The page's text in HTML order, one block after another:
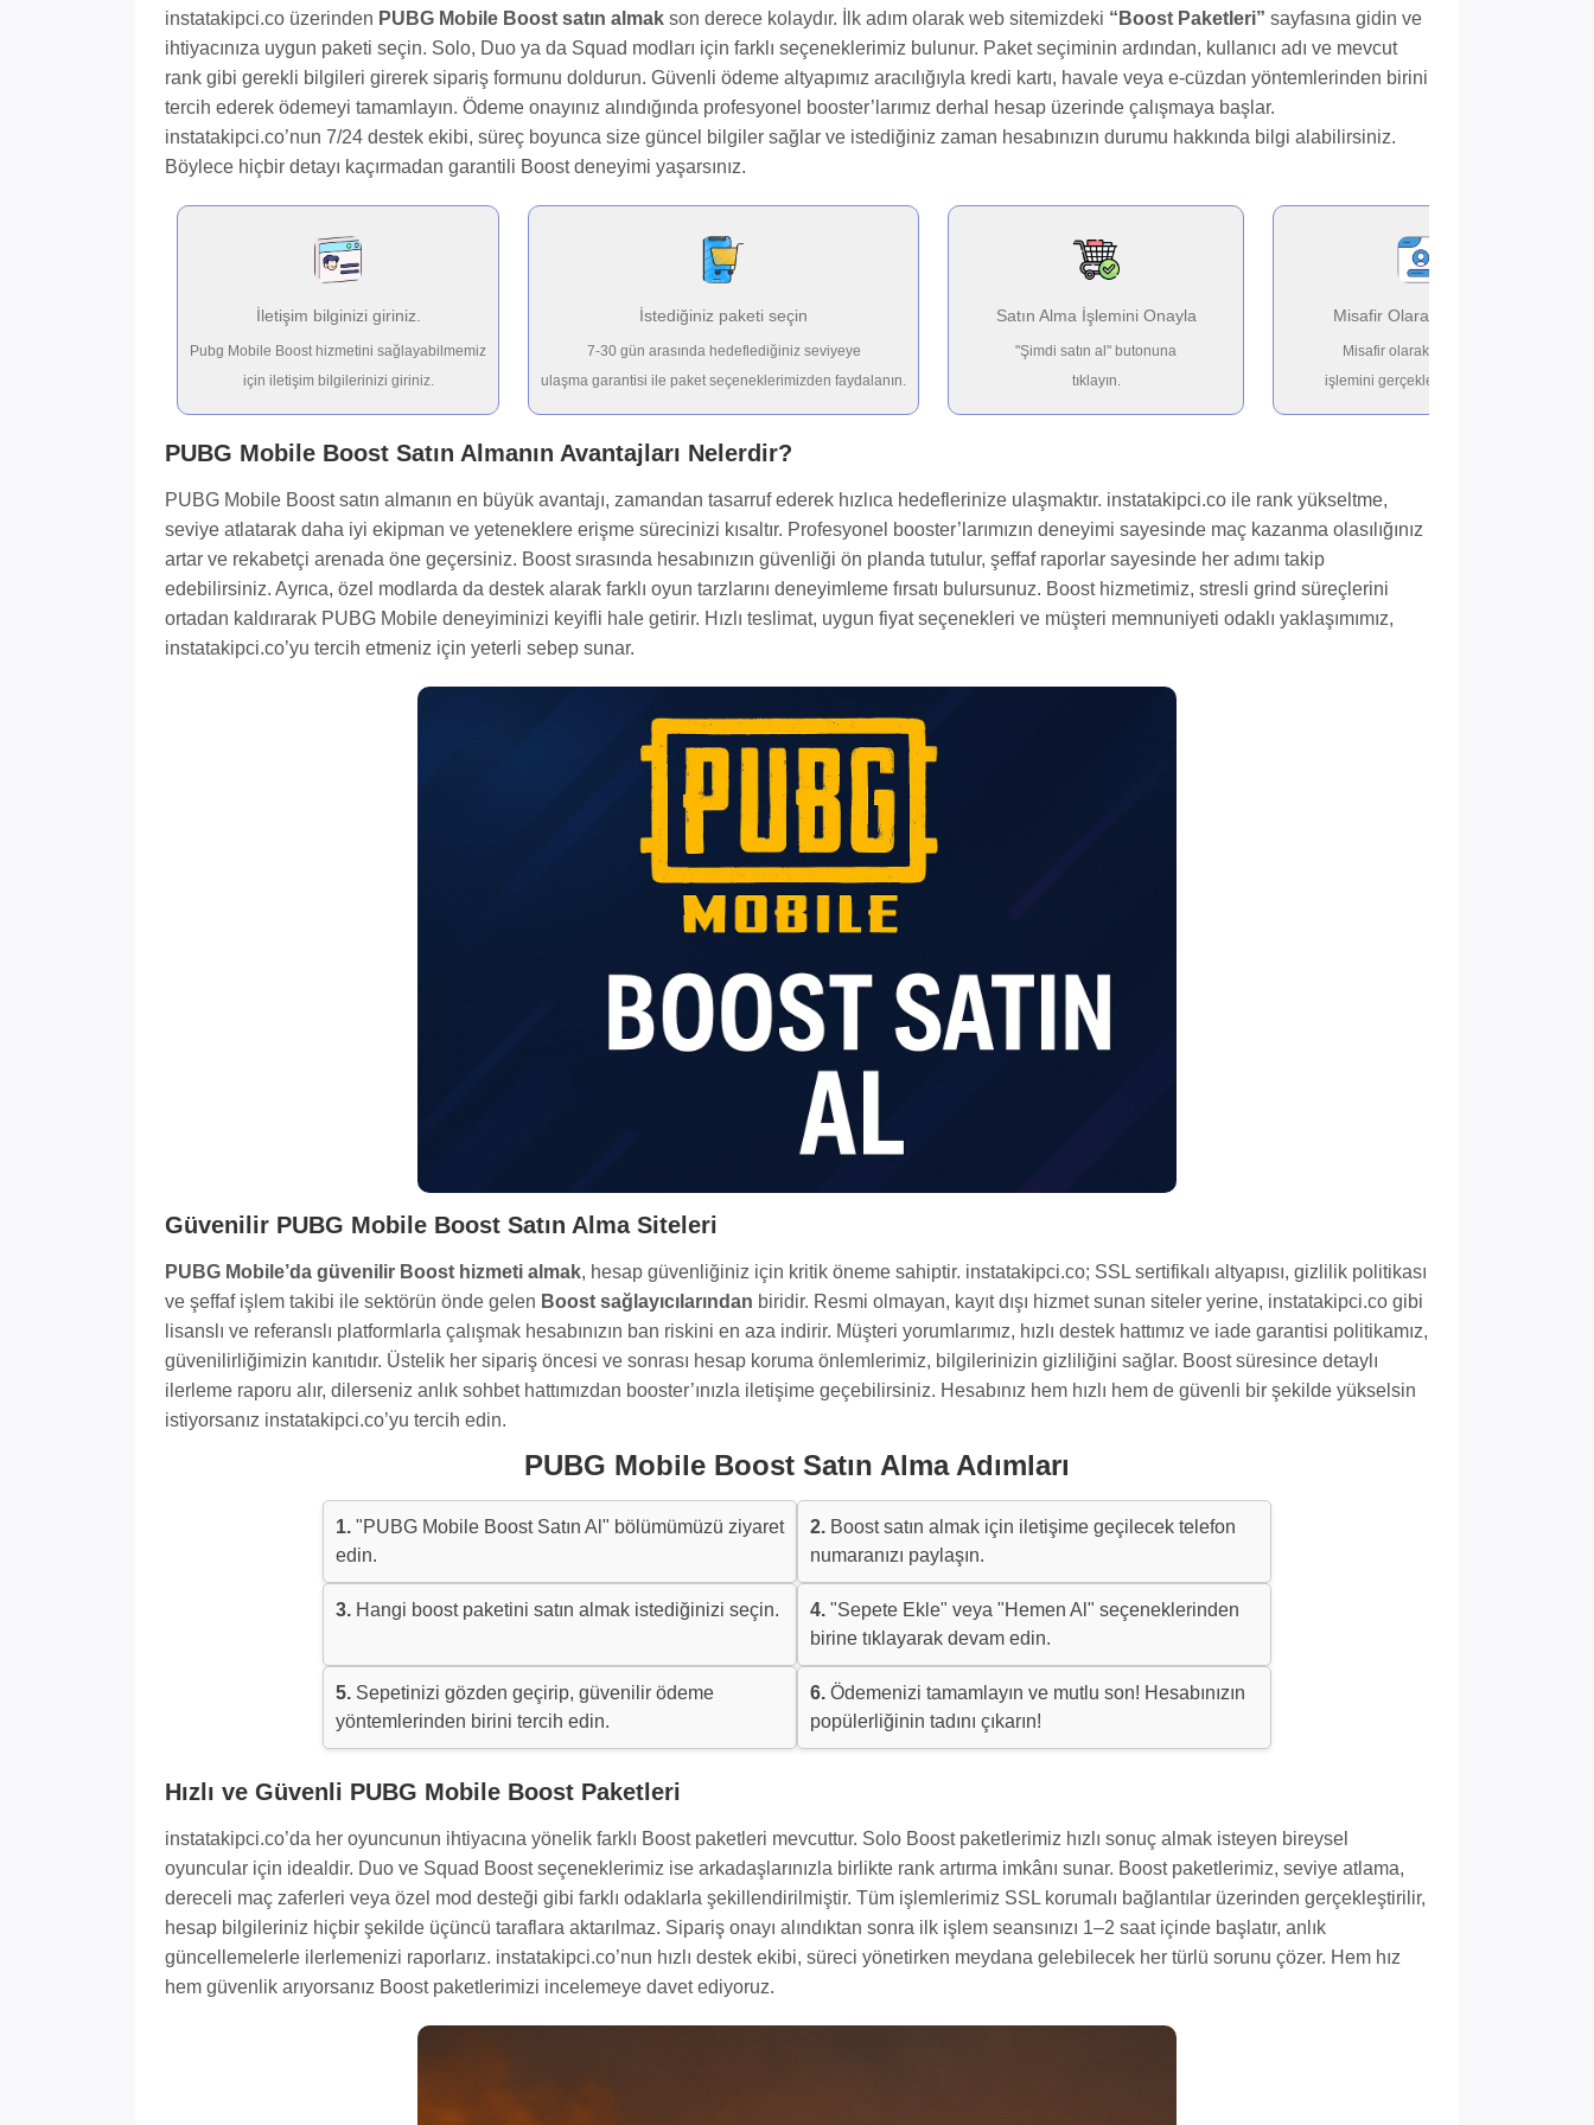
instatakipci.co üzerinden PUBG Mobile Boost satın almak son derece kolaydır. İlk adım olarak web sitemizdeki “Boost Paketleri” sayfasına gidin ve
ihtiyacınıza uygun paketi seçin. Solo, Duo ya da Squad modları için farklı seçeneklerimiz bulunur. Paket seçiminin ardından, kullanıcı adı ve mevcut
rank gibi gerekli bilgileri girerek sipariş formunu doldurun. Güvenli ödeme altyapımız aracılığıyla kredi kartı, havale veya e-cüzdan yöntemlerinden birini
tercih ederek ödemeyi tamamlayın. Ödeme onayınız alındığında profesyonel booster’larımız derhal hesap üzerinde çalışmaya başlar.
instatakipci.co’nun 7/24 destek ekibi, süreç boyunca size güncel bilgiler sağlar ve istediğiniz zaman hesabınızın durumu hakkında bilgi alabilirsiniz.
Böylece hiçbir detayı kaçırmadan garantili Boost deneyimi yaşarsınız.
İletişim bilginizi giriniz.
Pubg Mobile Boost hizmetini sağlayabilmemiz
için iletişim bilgilerinizi giriniz.
İstediğiniz paketi seçin
7-30 gün arasında hedeflediğiniz seviyeye
ulaşma garantisi ile paket seçeneklerimizden faydalanın.
Satın Alma İşlemini Onayla
"Şimdi satın al" butonuna
tıklayın.
Misafir Olarak Giriş Yap
Misafir olarak satın alma
işlemini gerçekleştirebilirsiniz.
PUBG Mobile Boost Satın Almanın Avantajları Nelerdir?
PUBG Mobile Boost satın almanın en büyük avantajı, zamandan tasarruf ederek hızlıca hedeflerinize ulaşmaktır. instatakipci.co ile rank yükseltme,
seviye atlatarak daha iyi ekipman ve yeteneklere erişme sürecinizi kısaltır. Profesyonel booster’larımızın deneyimi sayesinde maç kazanma olasılığınız
artar ve rekabetçi arenada öne geçersiniz. Boost sırasında hesabınızın güvenliği ön planda tutulur, şeffaf raporlar sayesinde her adımı takip
edebilirsiniz. Ayrıca, özel modlarda da destek alarak farklı oyun tarzlarını deneyimleme fırsatı bulursunuz. Boost hizmetimiz, stresli grind süreçlerini
ortadan kaldırarak PUBG Mobile deneyiminizi keyifli hale getirir. Hızlı teslimat, uygun fiyat seçenekleri ve müşteri memnuniyeti odaklı yaklaşımımız,
instatakipci.co’yu tercih etmeniz için yeterli sebep sunar.
Güvenilir PUBG Mobile Boost Satın Alma Siteleri
PUBG Mobile’da güvenilir Boost hizmeti almak, hesap güvenliğiniz için kritik öneme sahiptir. instatakipci.co; SSL sertifikalı altyapısı, gizlilik politikası
ve şeffaf işlem takibi ile sektörün önde gelen Boost sağlayıcılarından biridir. Resmi olmayan, kayıt dışı hizmet sunan siteler yerine, instatakipci.co gibi
lisanslı ve referanslı platformlarla çalışmak hesabınızın ban riskini en aza indirir. Müşteri yorumlarımız, hızlı destek hattımız ve iade garantisi politikamız,
güvenilirliğimizin kanıtıdır. Üstelik her sipariş öncesi ve sonrası hesap koruma önlemlerimiz, bilgilerinizin gizliliğini sağlar. Boost süresince detaylı
ilerleme raporu alır, dilerseniz anlık sohbet hattımızdan booster’ınızla iletişime geçebilirsiniz. Hesabınız hem hızlı hem de güvenli bir şekilde yükselsin
istiyorsanız instatakipci.co’yu tercih edin.
PUBG Mobile Boost Satın Alma Adımları
1. "PUBG Mobile Boost Satın Al" bölümümüzü ziyaret
edin.
2. Boost satın almak için iletişime geçilecek telefon
numaranızı paylaşın.
3. Hangi boost paketini satın almak istediğinizi seçin. 4. "Sepete Ekle" veya "Hemen Al" seçeneklerinden
birine tıklayarak devam edin.
5. Sepetinizi gözden geçirip, güvenilir ödeme
yöntemlerinden birini tercih edin.
6. Ödemenizi tamamlayın ve mutlu son! Hesabınızın
popülerliğinin tadını çıkarın!
Hızlı ve Güvenli PUBG Mobile Boost Paketleri
instatakipci.co’da her oyuncunun ihtiyacına yönelik farklı Boost paketleri mevcuttur. Solo Boost paketlerimiz hızlı sonuç almak isteyen bireysel
oyuncular için idealdir. Duo ve Squad Boost seçeneklerimiz ise arkadaşlarınızla birlikte rank artırma imkânı sunar. Boost paketlerimiz, seviye atlama,
dereceli maç zaferleri veya özel mod desteği gibi farklı odaklarla şekillendirilmiştir. Tüm işlemlerimiz SSL korumalı bağlantılar üzerinden gerçekleştirilir,
hesap bilgileriniz hiçbir şekilde üçüncü taraflara aktarılmaz. Sipariş onayı alındıktan sonra ilk işlem seansınızı 1–2 saat içinde başlatır, anlık
güncellemelerle ilerlemenizi raporlarız. instatakipci.co’nun hızlı destek ekibi, süreci yönetirken meydana gelebilecek her türlü sorunu çözer. Hem hız
hem güvenlik arıyorsanız Boost paketlerimizi incelemeye davet ediyoruz.